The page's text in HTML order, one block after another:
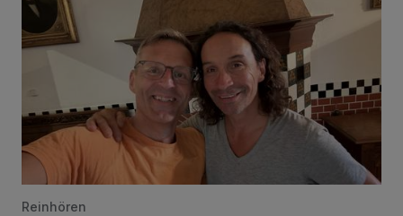
Reinhören